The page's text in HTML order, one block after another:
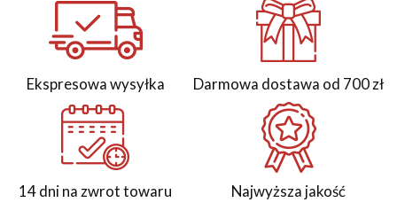
Ekspresowa wysyłka Darmowa dostawa od 700 zł
14 dni na zwrot towaru Najwyższa jakość